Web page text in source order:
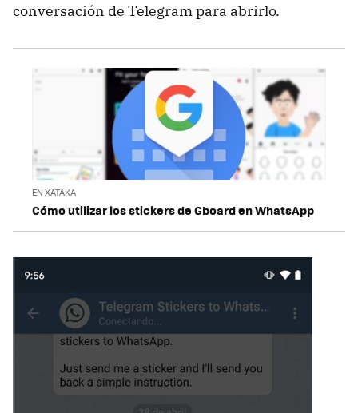
conversación de Telegram para abrirlo.
EN XATAKA
Cómo utilizar los stickers de Gboard en WhatsApp